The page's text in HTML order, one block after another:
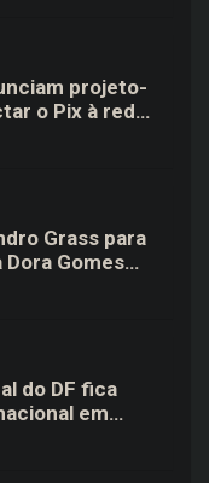
projeto-
o Pix à rede
Grass para
Dora Gomes
majoritária
do DF fica
em
ensino,